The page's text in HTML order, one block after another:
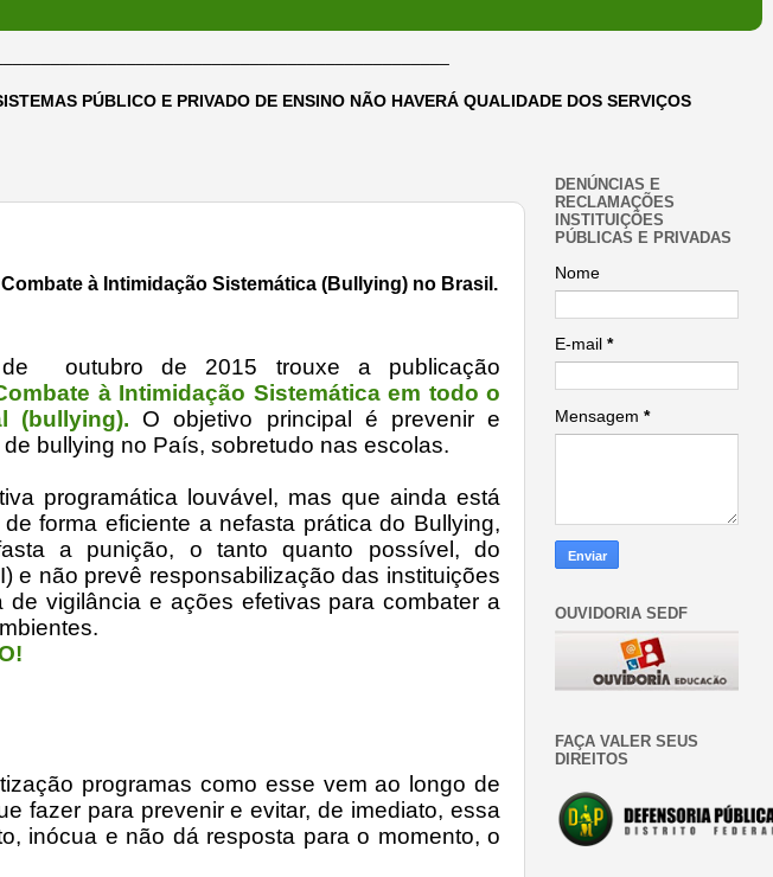
PÚBLICO E PRIVADO DE ENSINO NÃO HAVERÁ QUALIDADE DOS SERVIÇOS
à Intimidação Sistemática (Bullying) no Brasil.
outubro de 2015 trouxe a publicação
à Intimidação Sistemática em todo o
(bullying). O objetivo principal é prevenir e
bullying no País, sobretudo nas escolas.
programática louvável, mas que ainda está
forma eficiente a nefasta prática do Bullying,
a punição, o tanto quanto possível, do
e não prevê responsabilização das instituições
de vigilância e ações efetivas para combater a
programas como esse vem ao longo de
fazer para prevenir e evitar, de imediato, essa
inócua e não dá resposta para o momento, o
DENÚNCIAS E
RECLAMAÇÕES
INSTITUIÇÕES
PÚBLICAS E PRIVADAS
Nome
E-mail *
Mensagem *
OUVIDORIA SEDF
FAÇA VALER SEUS
DIREITOS